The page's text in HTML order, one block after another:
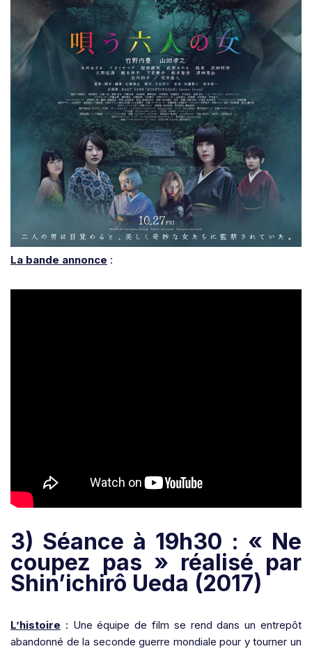
La bande annonce :
3) Séance à 19h30 : « Ne
coupez pas » réalisé par
Shin’ichirô Ueda (2017)
L’histoire : Une équipe de film se rend dans un entrepôt
abandonné de la seconde guerre mondiale pour y tourner un